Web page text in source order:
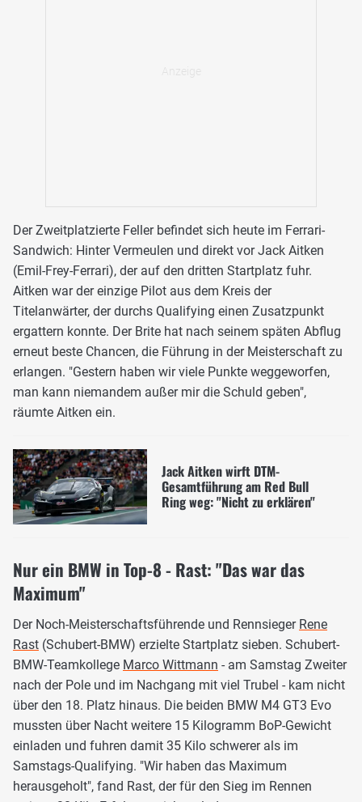
Der Zweitplatzierte Feller befindet sich heute im Ferrari-
Sandwich: Hinter Vermeulen und direkt vor Jack Aitken
(Emil-Frey-Ferrari), der auf den dritten Startplatz fuhr.
Aitken war der einzige Pilot aus dem Kreis der
Titelanwärter, der durchs Qualifying einen Zusatzpunkt
ergattern konnte. Der Brite hat nach seinem späten Abflug
erneut beste Chancen, die Führung in der Meisterschaft zu
erlangen. "Gestern haben wir viele Punkte weggeworfen,
man kann niemandem außer mir die Schuld geben",
räumte Aitken ein.
Jack Aitken wirft DTM-
Gesamtführung am Red Bull
Ring weg: "Nicht zu erklären"
Nur ein BMW in Top-8 - Rast: "Das war das
Maximum"
Der Noch-Meisterschaftsführende und Rennsieger Rene
Rast (Schubert-BMW) erzielte Startplatz sieben. Schubert-
BMW-Teamkollege Marco Wittmann - am Samstag Zweiter
nach der Pole und im Nachgang mit viel Trubel - kam nicht
über den 18. Platz hinaus. Die beiden BMW M4 GT3 Evo
mussten über Nacht weitere 15 Kilogramm BoP-Gewicht
einladen und fuhren damit 35 Kilo schwerer als im
Samstags-Qualifying. "Wir haben das Maximum
herausgeholt", fand Rast, der für den Sieg im Rennen